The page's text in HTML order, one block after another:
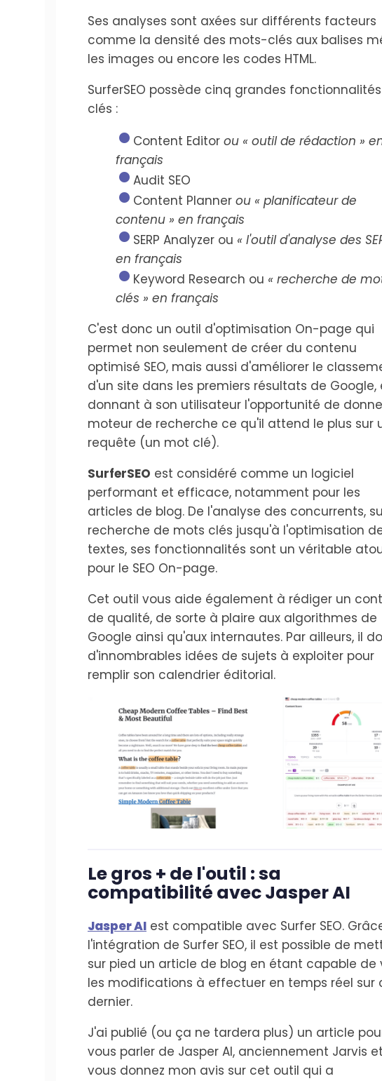
Ses analyses sont axées sur différents facteurs
comme la densité des mots-clés aux balises
les images ou encore les codes HTML.
SurferSEO possède cinq grandes fonctionnalités
clés :
Content Editor ou « outil de rédaction »
français
Audit SEO
Content Planner ou « planificateur de
contenu » en français
SERP Analyzer ou « l'outil d'analyse des
en français
Keyword Research ou « recherche de
clés » en français
C'est donc un outil d'optimisation On-page qui
permet non seulement de créer du contenu
optimisé SEO, mais aussi d'améliorer le
d'un site dans les premiers résultats de Google,
donnant à son utilisateur l'opportunité de
moteur de recherche ce qu'il attend le plus sur
requête (un mot clé).
SurferSEO est considéré comme un logiciel
performant et efficace, notamment pour les
articles de blog. De l'analyse des concurrents,
recherche de mots clés jusqu'à l'optimisation
textes, ses fonctionnalités sont un véritable
pour le SEO On-page.
Cet outil vous aide également à rédiger un
de qualité, de sorte à plaire aux algorithmes de
Google ainsi qu'aux internautes. Par ailleurs, il
d'innombrables idées de sujets à exploiter pour
remplir son calendrier éditorial.
Le gros + de l'outil : sa
compatibilité avec Jasper AI
Jasper AI est compatible avec Surfer SEO.
l'intégration de Surfer SEO, il est possible de
sur pied un article de blog en étant capable de
les modifications à effectuer en temps réel sur
dernier.
J'ai publié (ou ça ne tardera plus) un article
vous parler de Jasper AI, anciennement Jarvis et
vous donnez mon avis sur cet outil qui a